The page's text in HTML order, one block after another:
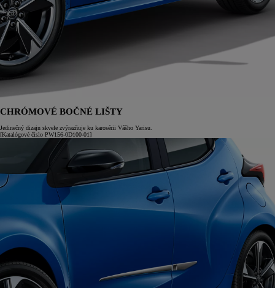
CHRÓMOVÉ BOČNÉ LIŠTY
Jedinečný dizajn skvele zvýrazňuje ku karosérii Vášho Yarisu.
[Katalógové číslo PW156-0D100-01]